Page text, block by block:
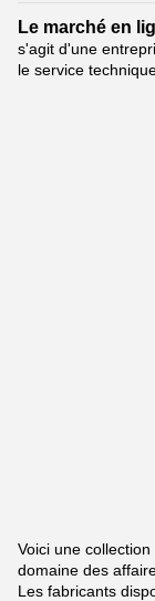
Le marché en
s'agit d'une
le service
Voici une
domaine des
Les fabricants